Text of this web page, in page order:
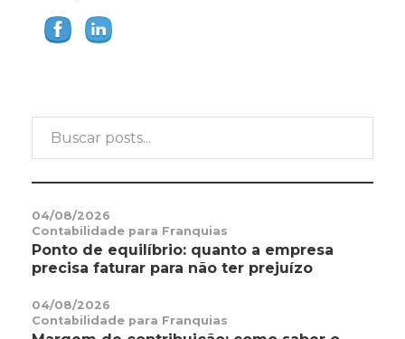
04/08/2026
Contabilidade para Franquias
Ponto de equilíbrio: quanto a empresa
precisa faturar para não ter prejuízo
04/08/2026
Contabilidade para Franquias